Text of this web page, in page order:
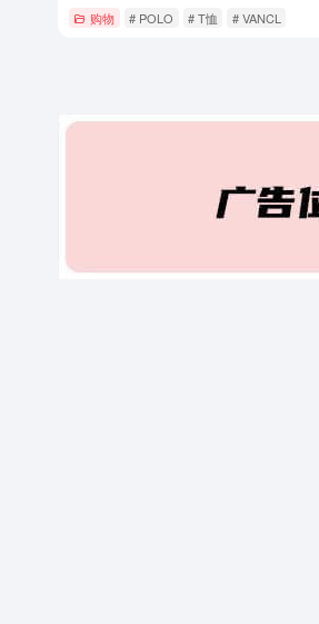
购物 # POLO # T恤 # VANCL